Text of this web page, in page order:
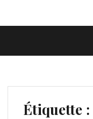
Étiquette :